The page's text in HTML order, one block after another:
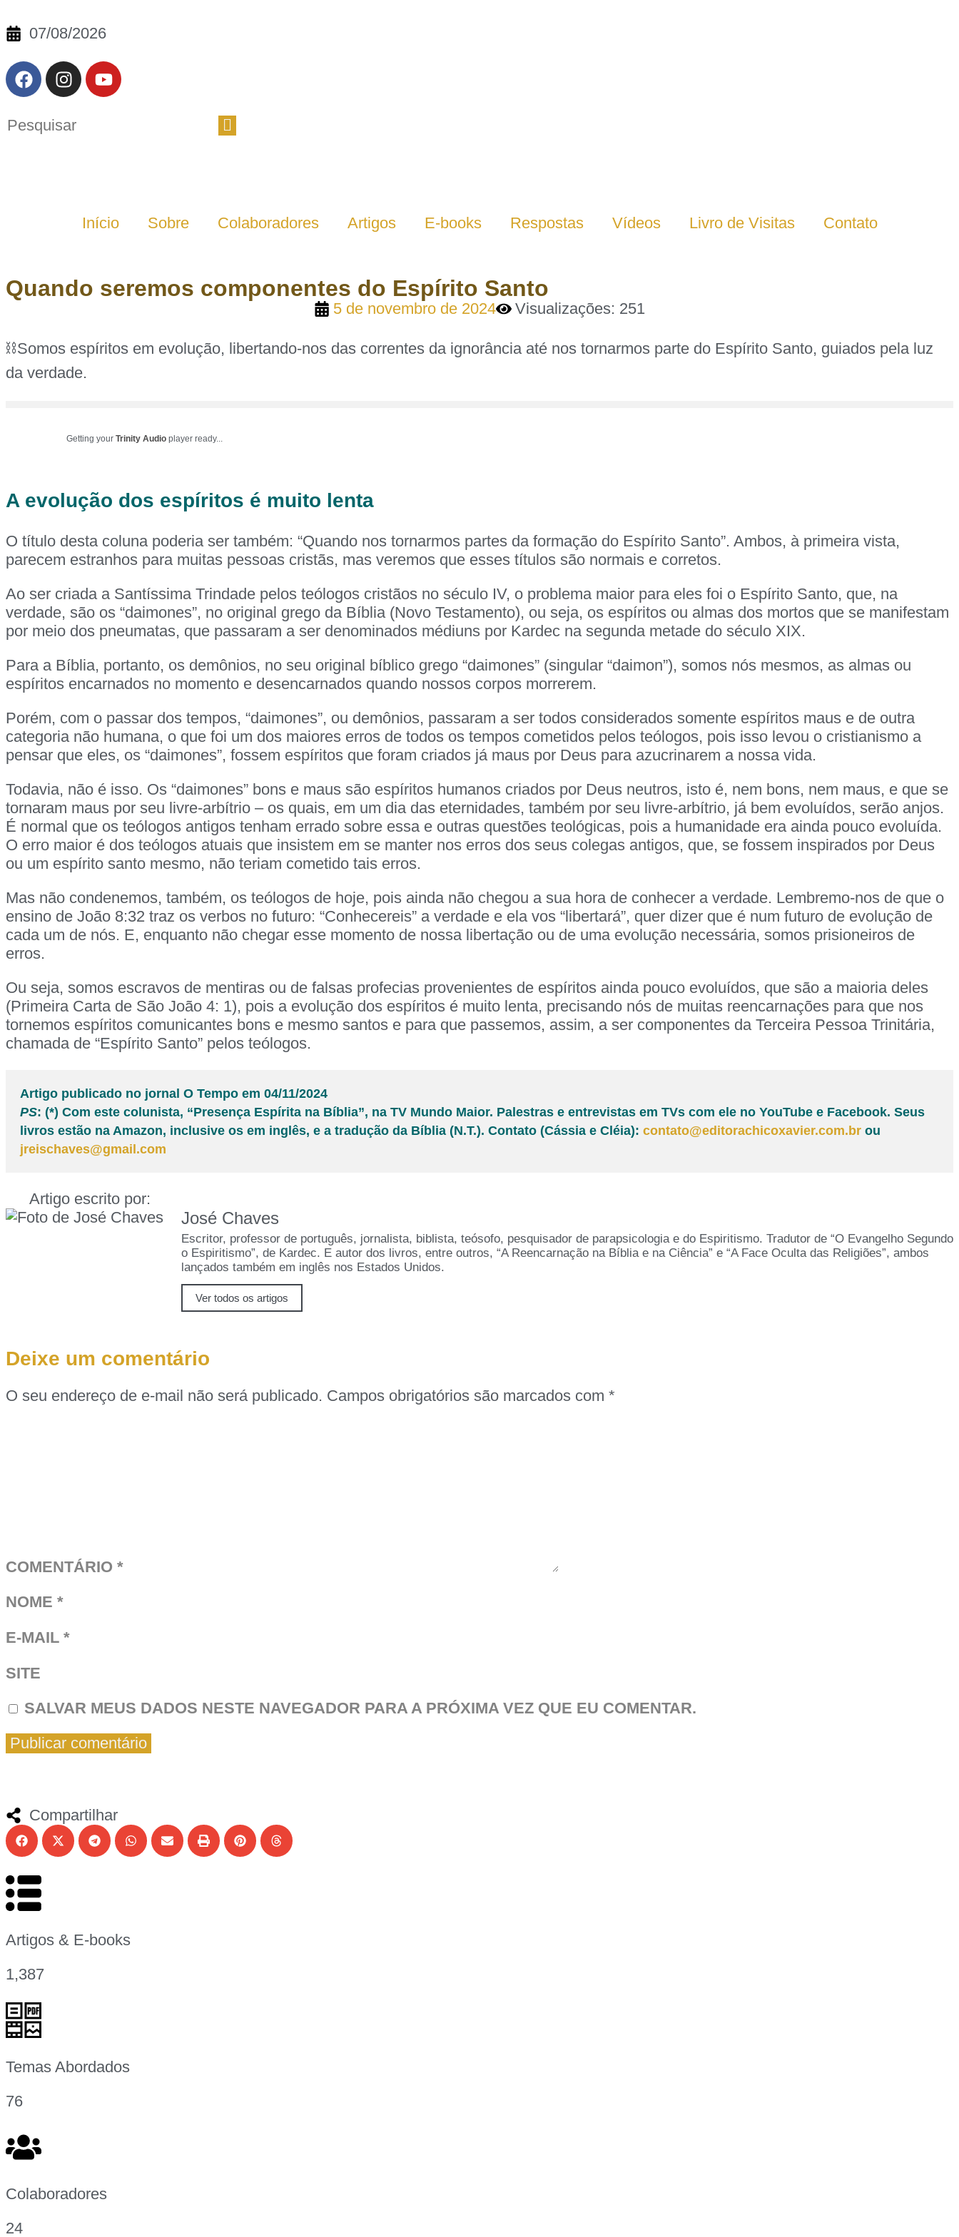
07/08/2026
Início Sobre Colaboradores Artigos E-books Respostas Vídeos Livro de Visitas Contato
Quando seremos componentes do Espírito Santo
5 de novembro de 2024 Visualizações: 251
⛓️Somos espíritos em evolução, libertando-nos das correntes da ignorância até nos tornarmos parte do Espírito Santo, guiados pela luz
da verdade.
Getting your Trinity Audio player ready...
A evolução dos espíritos é muito lenta
O título desta coluna poderia ser também: “Quando nos tornarmos partes da formação do Espírito Santo”. Ambos, à primeira vista,
parecem estranhos para muitas pessoas cristãs, mas veremos que esses títulos são normais e corretos.
Ao ser criada a Santíssima Trindade pelos teólogos cristãos no século IV, o problema maior para eles foi o Espírito Santo, que, na
verdade, são os “daimones”, no original grego da Bíblia (Novo Testamento), ou seja, os espíritos ou almas dos mortos que se manifestam
por meio dos pneumatas, que passaram a ser denominados médiuns por Kardec na segunda metade do século XIX.
Para a Bíblia, portanto, os demônios, no seu original bíblico grego “daimones” (singular “daimon”), somos nós mesmos, as almas ou
espíritos encarnados no momento e desencarnados quando nossos corpos morrerem.
Porém, com o passar dos tempos, “daimones”, ou demônios, passaram a ser todos considerados somente espíritos maus e de outra
categoria não humana, o que foi um dos maiores erros de todos os tempos cometidos pelos teólogos, pois isso levou o cristianismo a
pensar que eles, os “daimones”, fossem espíritos que foram criados já maus por Deus para azucrinarem a nossa vida.
Todavia, não é isso. Os “daimones” bons e maus são espíritos humanos criados por Deus neutros, isto é, nem bons, nem maus, e que se
tornaram maus por seu livre-arbítrio – os quais, em um dia das eternidades, também por seu livre-arbítrio, já bem evoluídos, serão anjos.
É normal que os teólogos antigos tenham errado sobre essa e outras questões teológicas, pois a humanidade era ainda pouco evoluída.
O erro maior é dos teólogos atuais que insistem em se manter nos erros dos seus colegas antigos, que, se fossem inspirados por Deus
ou um espírito santo mesmo, não teriam cometido tais erros.
Mas não condenemos, também, os teólogos de hoje, pois ainda não chegou a sua hora de conhecer a verdade. Lembremo-nos de que o
ensino de João 8:32 traz os verbos no futuro: “Conhecereis” a verdade e ela vos “libertará”, quer dizer que é num futuro de evolução de
cada um de nós. E, enquanto não chegar esse momento de nossa libertação ou de uma evolução necessária, somos prisioneiros de
erros.
Ou seja, somos escravos de mentiras ou de falsas profecias provenientes de espíritos ainda pouco evoluídos, que são a maioria deles
(Primeira Carta de São João 4: 1), pois a evolução dos espíritos é muito lenta, precisando nós de muitas reencarnações para que nos
tornemos espíritos comunicantes bons e mesmo santos e para que passemos, assim, a ser componentes da Terceira Pessoa Trinitária,
chamada de “Espírito Santo” pelos teólogos.
Artigo publicado no jornal O Tempo em 04/11/2024
PS: (*) Com este colunista, “Presença Espírita na Bíblia”, na TV Mundo Maior. Palestras e entrevistas em TVs com ele no YouTube e Facebook. Seus
livros estão na Amazon, inclusive os em inglês, e a tradução da Bíblia (N.T.). Contato (Cássia e Cléia): contato@editorachicoxavier.com.br ou
jreischaves@gmail.com
Artigo escrito por:
José Chaves
Escritor, professor de português, jornalista, biblista, teósofo, pesquisador de parapsicologia e do Espiritismo. Tradutor de “O Evangelho Segundo
o Espiritismo”, de Kardec. E autor dos livros, entre outros, “A Reencarnação na Bíblia e na Ciência” e “A Face Oculta das Religiões”, ambos
lançados também em inglês nos Estados Unidos.
Ver todos os artigos
Deixe um comentário
O seu endereço de e-mail não será publicado. Campos obrigatórios são marcados com *
COMENTÁRIO *
NOME *
E-MAIL *
SITE
SALVAR MEUS DADOS NESTE NAVEGADOR PARA A PRÓXIMA VEZ QUE EU COMENTAR.
Compartilhar
Artigos & E-books
1,387
Temas Abordados
76
Colaboradores
24